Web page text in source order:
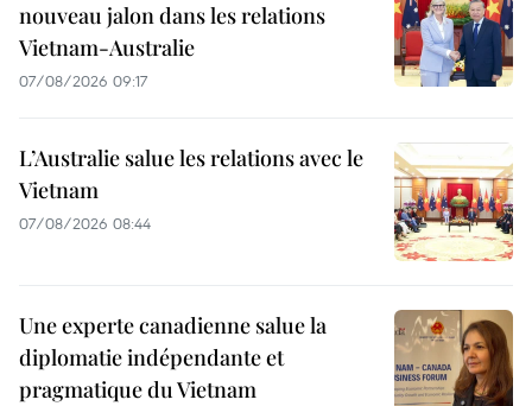
nouveau jalon dans les relations
Vietnam-Australie
07/08/2026 09:17
L’Australie salue les relations avec le
Vietnam
07/08/2026 08:44
Une experte canadienne salue la
diplomatie indépendante et
pragmatique du Vietnam